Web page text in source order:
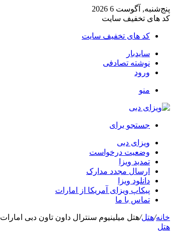
پنج‌شنبه, آگوست 6 2026
کد های تخفیف سایت
کد های تخفیف سایت
سایدبار
نوشته تصادفی
ورود
منو
جستجو برای
ویزای دبی
وضعیت درخواست
تمدید ویزا
ارسال مجدد مدارک
دانلود ویزا
پیکاپ ویزای آمریکا از امارات
تماس با ما
خانه/هتل/هتل میلینیوم سنترال داون تاون دبی امارات
هتل